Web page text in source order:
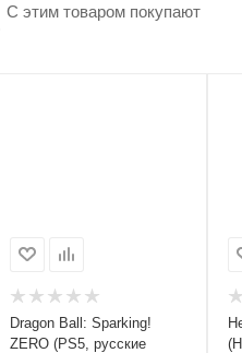
С этим товаром покупают
Dragon Ball: Sparking!
ZERO (PS5, русские